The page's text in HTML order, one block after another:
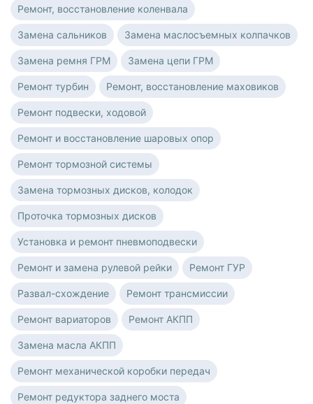
Ремонт, восстановление коленвала
Замена сальников Замена маслосъемных колпачков
Замена ремня ГРМ Замена цепи ГРМ
Ремонт турбин Ремонт, восстановление маховиков
Ремонт подвески, ходовой
Ремонт и восстановление шаровых опор
Ремонт тормозной системы
Замена тормозных дисков, колодок
Проточка тормозных дисков
Установка и ремонт пневмоподвески
Ремонт и замена рулевой рейки Ремонт ГУР
Развал-схождение Ремонт трансмиссии
Ремонт вариаторов Ремонт АКПП
Замена масла АКПП
Ремонт механической коробки передач
Ремонт редуктора заднего моста